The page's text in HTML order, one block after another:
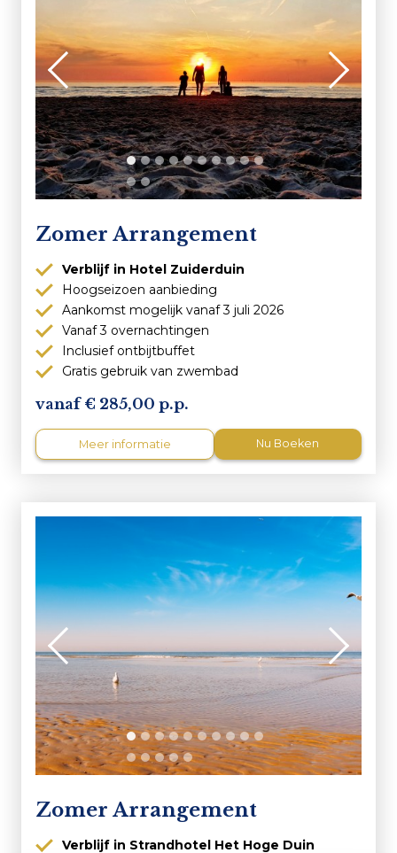
Zomer Arrangement
Verblijf in Hotel Zuiderduin
Hoogseizoen aanbieding
Aankomst mogelijk vanaf 3 juli 2026
Vanaf 3 overnachtingen
Inclusief ontbijtbuffet
Gratis gebruik van zwembad
285,00 p.p.
Meer informatie Nu Boeken
Zomer Arrangement
Verblijf in Strandhotel Het Hoge Duin